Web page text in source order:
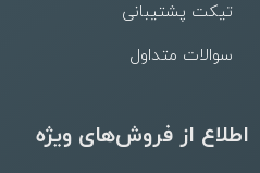
تیکت پشتیبانی
سوالات متداول
اطلاع از فروش‌های ویژه